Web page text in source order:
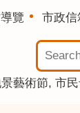
覽 市政信
藝術節 市